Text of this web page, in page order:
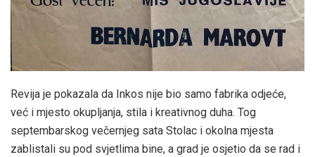
Revija je pokazala da Inkos nije bio samo fabrika odjeće,
već i mjesto okupljanja, stila i kreativnog duha. Tog
septembarskog večernjeg sata Stolac i okolna mjesta
zablistali su pod svjetlima bine, a grad je osjetio da se rad i